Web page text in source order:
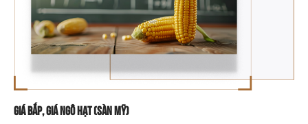
Giá bắp, giá ngô hạt (sàn Mỹ)